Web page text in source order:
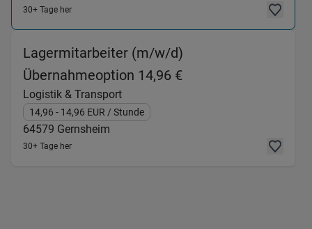
30+ Tage her
Lagermitarbeiter (m/w/d)
Übernahmeoption 14,96 €
Logistik & Transport
14,96 - 14,96 EUR / Stunde
64579 Gernsheim
30+ Tage her